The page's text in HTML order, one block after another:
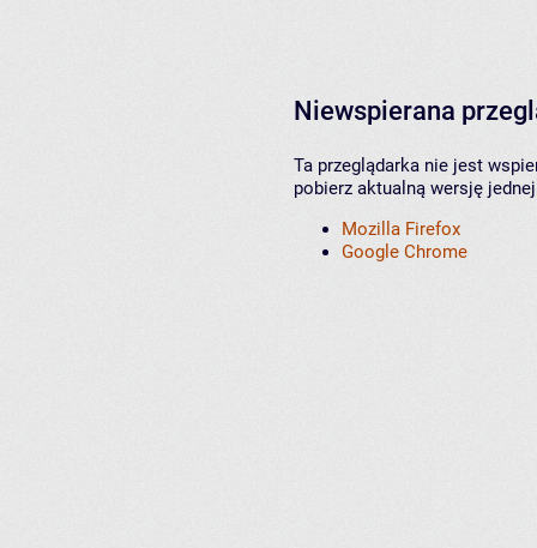
Niewspierana
Ta przeglądarka nie jest
pobierz aktualną wersję
Mozilla Firefox
Google Chrome